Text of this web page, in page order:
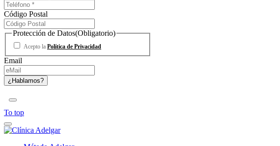
Código Postal
Protección de Datos(Obligatorio)
Acepto la Política de Privacidad
Email
To top